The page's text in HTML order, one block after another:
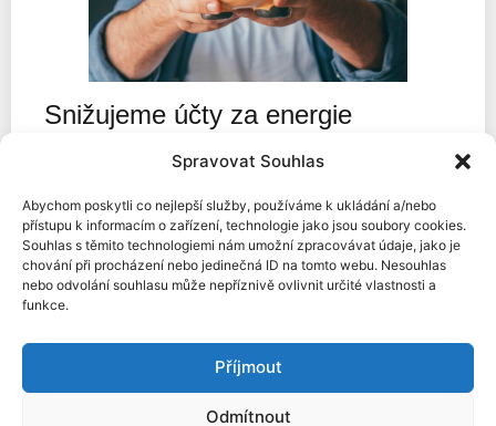
Spravovat Souhlas
Abychom poskytli co nejlepší služby, používáme k ukládání a/nebo
přístupu k informacím o zařízení, technologie jako jsou soubory cookies.
Souhlas s těmito technologiemi nám umožní zpracovávat údaje, jako je
chování při procházení nebo jedinečná ID na tomto webu. Nesouhlas
nebo odvolání souhlasu může nepříznivě ovlivnit určité vlastnosti a
funkce.
Příjmout
Odmítnout
Snižujeme účty za energie
V Energomě pomáháme domácnostem i firmám
cen elektřiny a plynu, rozumíme tarifům,
energetickým aukcím, fotovoltaice a dalším
energetickým inovacím.
Spolehlivě a